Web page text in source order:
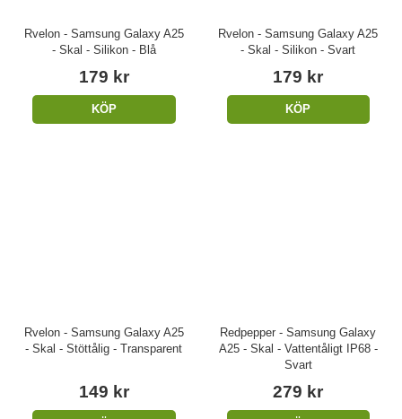
Rvelon - Samsung Galaxy A25
- Skal - Silikon - Blå
179 kr
KÖP
Rvelon - Samsung Galaxy A25
- Skal - Silikon - Svart
179 kr
KÖP
Rvelon - Samsung Galaxy A25
- Skal - Stöttålig - Transparent
149 kr
Redpepper - Samsung Galaxy
A25 - Skal - Vattentåligt IP68 -
Svart
279 kr